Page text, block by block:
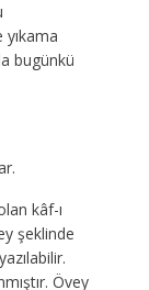
bugünkü
kâf-ı
şeklinde
Övey